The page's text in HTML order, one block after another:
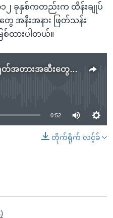
၂ ခုနှစ်ကတည်းက ထိန်းချုပ်
တွေ အနီးအနား ဖြတ်သန်း
ထားပါတယ်။
အငြင်းပွား ရေပိုင်နက်ထဲ တရုတ်အတားအဆီးတွေအတွက် ဖိလစ်ပိုင်ကန့်ကွက်
currently available
0:52
တိုက်ရိုက် လင့်ခ်